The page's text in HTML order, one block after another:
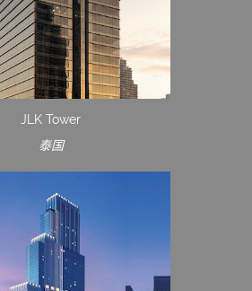
JLK Tower
泰国